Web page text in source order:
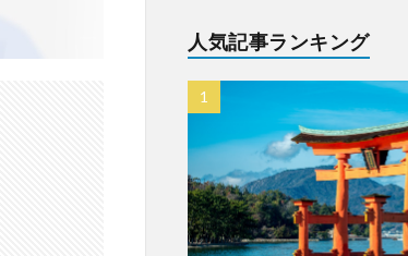
人気記事ランキング